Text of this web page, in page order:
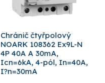
Chránič čtyřpolový
NOARK 108362 Ex9L-N
4P 40A A 30mA,
Icn=6kA, 4-pól, In=40A,
I?n=30mA